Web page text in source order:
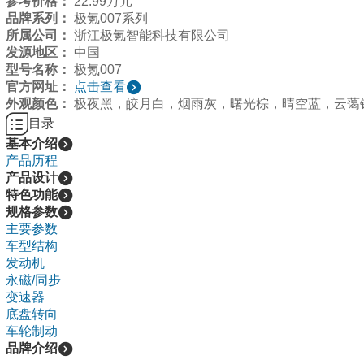
品牌系列： 极氪007系列
所属公司： 浙江极氪智能科技有限公司
发源地区：
中国
型号名称： 极氪007
官方网址：
点击查看
外观颜色： 极夜黑，皎月白，烟雨灰，曙光棕，晴空蓝，云蔼
目录
基本介绍
产品历程
产品设计
特色功能
规格参数
主要参数
车型结构
发动机
永磁/同步
变速器
底盘转向
车轮制动
品牌介绍